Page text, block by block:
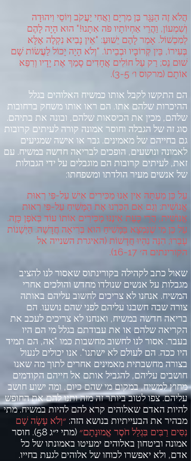
הֲלֹא זֶה הַנַּגָּר בֶּן מִרְיָם וַאֲחִי יַעֲקֹב וְיוֹסֵי וִיהוּדָה
וְשִׁמְעוֹן, וַהֲרֵי אַחְיוֹתָיו פֹּה אִתָּנוּ!" הוּא הָיָה לָהֶם
לְמִכְשׁוֹל. אָמַר לָהֶם יֵשׁוּעַ: "אֵין נָבִיא נִקְלֶה אֶלָּא
בְּעִירוֹ, בֵּין קְרוֹבָיו וּבְבֵיתוֹ. "וְלֹא הָיָה יָכוֹל לַעֲשׂוֹת שָׁם
שׁוּם נֵס; רַק עַל חוֹלִים אֲחָדִים סָמַךְ אֶת יָדָיו וְרִפֵּא
אוֹתָם (מרקוס ו׳ 3-5).
הם התקשו לקבל אותו כמשיח האלוהים בגלל
ההיכרות שלהם אתו. הם ראו אותו משחק ברחובות
שלהם, מכין את הכיסאות שלהם, ובונה את בתיהם.
סוג זה של הגבלה וחוסר אמונה קורה לעיתים קרובות
גם בחייהם של מאמינים. גבר או אישה שמגיעים
לאמונה ונושעים, הופכים לבריאה חדשה במשיח. עם
זאת, לעיתים קרובות הם מוגבלים על ידי הגבולות
של אנשים מעיר הולדתו ומשפחתו:
עַל כֵּן מֵעַתָּה אֵין אָנוּ מַכִּירִים אִישׁ עַל-פִּי רְאוּת
אֱנוֹשִׁית; וְגַם אִם הִכַּרְנוּ אֶת הַמָּשִׁיחַ עַל-פִּי רְאוּת
אֱנוֹשִׁית, הֲרֵי כָּעֵת אֵינֶנּוּ מַכִּירִים אוֹתוֹ עוֹד בְּאֹפֶן כָּזֶה.
עַל כֵּן מִי שֶׁנִּמְצָא בַּמָּשִׁיחַ הוּא בְּרִיאָה חֲדָשָׁה. הַיְשָׁנוֹת
עָבְרוּ; הִנֵּה נִהְיוּ חֲדָשׁוֹת (האיגרת השנייה אל
הקורינתים ה׳ 16-17).
שאול כתב לקהילה בקורינתוס שאסור לנו להציב
מגבלות על אנשים שנולדו מחדש והולכים אחרי
המשיח. אנחנו לא צריכים לחשוב עליהם באותה
צורה שבה חשבנו עליהם לפני שהם נושעו. הם
בריאה חדשה במשיח, ואנחנו לא צריכים לעכב את
הקריאה שלהם או את עבודתם בגלל מי הם היו
בעבר. אסור לנו לחשוב מחשבות כמו "אה, הם תמיד
היו ככה. הם לעולם לא ישתנו". אנו יכולים לנעול
בצורה מחשבתית מאמינים אחרים לתוך מה שאנו
חושבים עליהם, להגביל אותם אל חייהם הקודמים
מחוץ למשיח,במקום מי שהם כיום, ומה ישוע חושב
עליהם.צפו לטוב ביותר זה מזה ותנו להם את החופש
להיות האדם שאלוהים קרא להם להיות במשיח.מתי
מבהיר את הבעייתיות בנושא הזה: ״וְלֹא עָשָׂה שָׁם
נִסִּים רַבִּים בִּגְלַל חֹסֶר אֱמוּנָתָם״ (מתי י״ג 58).
חוסר
אמונה וביטחון באלוהים ימעיטו באמונתו של כל
אדם, ולא יאפשרו לכוחו של אלוהים לגעת בחייו.